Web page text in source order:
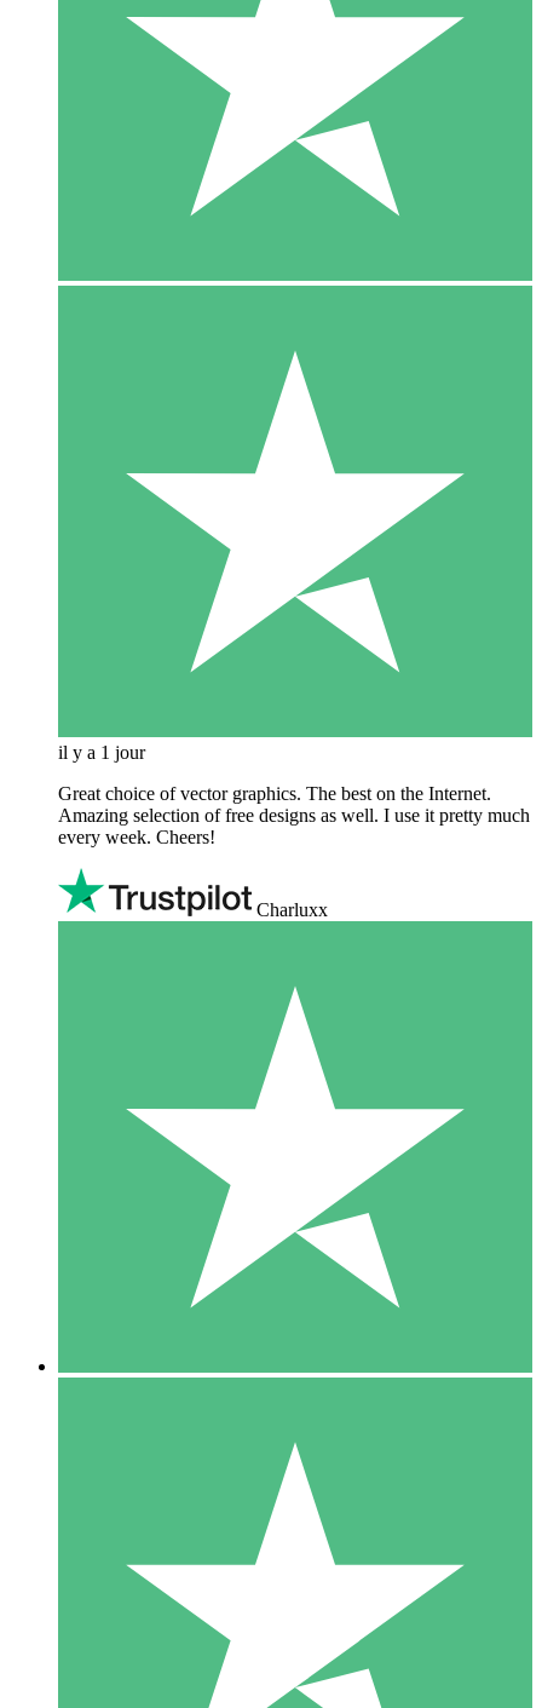
il y a 1 jour
Great choice of vector graphics. The best on the Internet.
Amazing selection of free designs as well. I use it pretty much
every week. Cheers!
Charluxx